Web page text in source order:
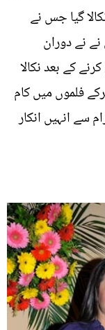
گیا جس نے
نے دوران
میں سائن کرنے کے بعد نکالا
فلموں میں کام
سے انہیں انکار